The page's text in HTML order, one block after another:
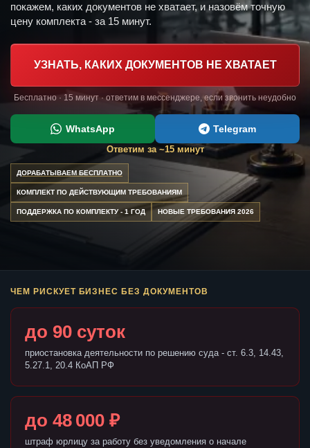
покажем, каких документов не хватает, и назовём точную
цену комплекта - за 15 минут.
УЗНАТЬ, КАКИХ ДОКУМЕНТОВ НЕ ХВАТАЕТ
Бесплатно · 15 минут · ответим в мессенджере, если звонить неудобно
WhatsApp Telegram
Ответим за ~15 минут
ДОРАБАТЫВАЕМ БЕСПЛАТНО
КОМПЛЕКТ ПО ДЕЙСТВУЮЩИМ ТРЕБОВАНИЯМ
ПОДДЕРЖКА ПО КОМПЛЕКТУ - 1 ГОД НОВЫЕ ТРЕБОВАНИЯ 2026
ЧЕМ РИСКУЕТ БИЗНЕС БЕЗ ДОКУМЕНТОВ
до 90 суток
приостановка деятельности по решению суда - ст. 6.3, 14.43,
5.27.1, 20.4 КоАП РФ
до 48 000 ₽
штраф юрлицу за работу без уведомления о начале